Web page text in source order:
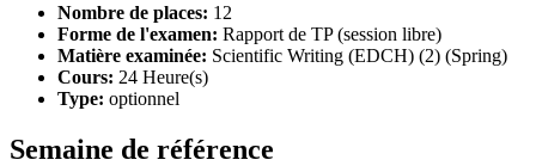
Nombre de places: 12
Forme de l'examen: Rapport de TP (session libre)
Matière examinée: Scientific Writing (EDCH) (2) (Spring)
Cours: 24 Heure(s)
Type: optionnel
Semaine de référence